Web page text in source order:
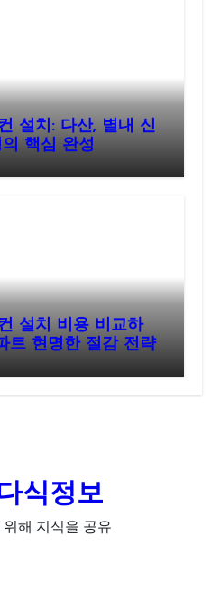
설치: 다산, 별내 신
핵심 완성
설치 비용 비교하
트 현명한 절감 전략
식정보
해 지식을 공유